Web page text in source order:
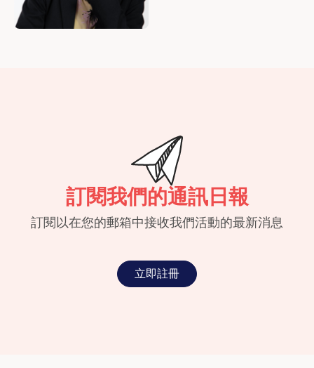
訂閱我們的通訊日報
訂閱以在您的郵箱中接收我們活動的最新消息
立即註冊